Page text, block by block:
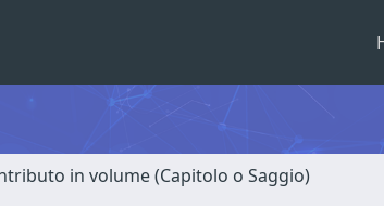
in volume (Capitolo o Saggio)